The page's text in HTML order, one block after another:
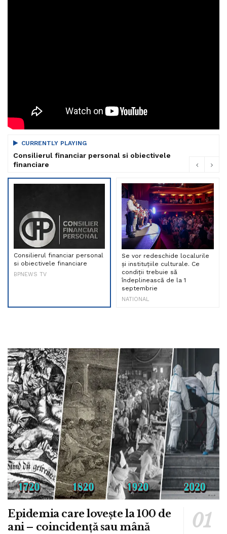
CURRENTLY PLAYING
Consilierul financiar personal si obiectivele
financiare
Consilierul financiar personal
si obiectivele financiare
BPNEWS TV
Se vor redeschide localurile
și instituțiile culturale. Ce
condiții trebuie să
îndeplinească de la 1
septembrie
NATIONAL
Epidemia care lovește la 100 de
ani – coincidență sau mână